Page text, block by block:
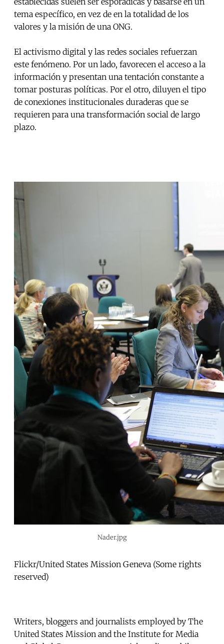
tema específico, en vez de en la totalidad de los
valores y la misión de una ONG.
El activismo digital y las redes sociales refuerzan
este fenómeno. Por un lado, favorecen el acceso a la
información y presentan una tentación constante a
tomar posturas políticas. Por el otro, diluyen el tipo
de conexiones institucionales duraderas que se
requieren para una transformación social de largo
plazo.
Nader.jpg
Flickr/United States Mission Geneva (Some rights
reserved)
Writers, bloggers and journalists employed by The
United States Mission and the Institute for Media